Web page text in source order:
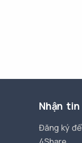
Nhận tin
Đăng ký